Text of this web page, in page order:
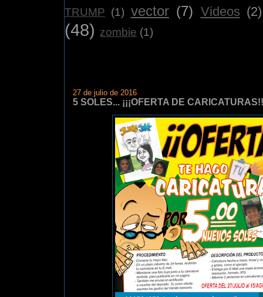
TRUMP (1) vector (7) Videos (2)
(48) zombie (1)
27 de julio de 2016
5 SOLES... ¡¡¡OFERTA DE